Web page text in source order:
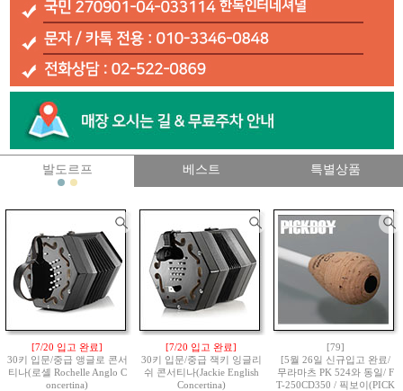
발도르프 베스트 특별상품
[7/20 입고 완료]
30키 입문/중급 앵글로 콘서
티나(로셸 Rochelle Anglo C
oncertina)
[7/20 입고 완료]
30키 입문/중급 잭키 잉글리
쉬 콘서티나(Jackie English
Concertina)
[79]
[5월 26일 신규입고 완료/
무라마츠 PK 524와 동일/ F
T-250CD350 / 픽보이(PICK